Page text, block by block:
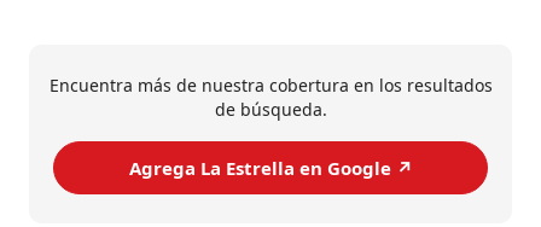
Encuentra más de nuestra cobertura en los resultados
de búsqueda.
Agrega La Estrella en Google ↗️